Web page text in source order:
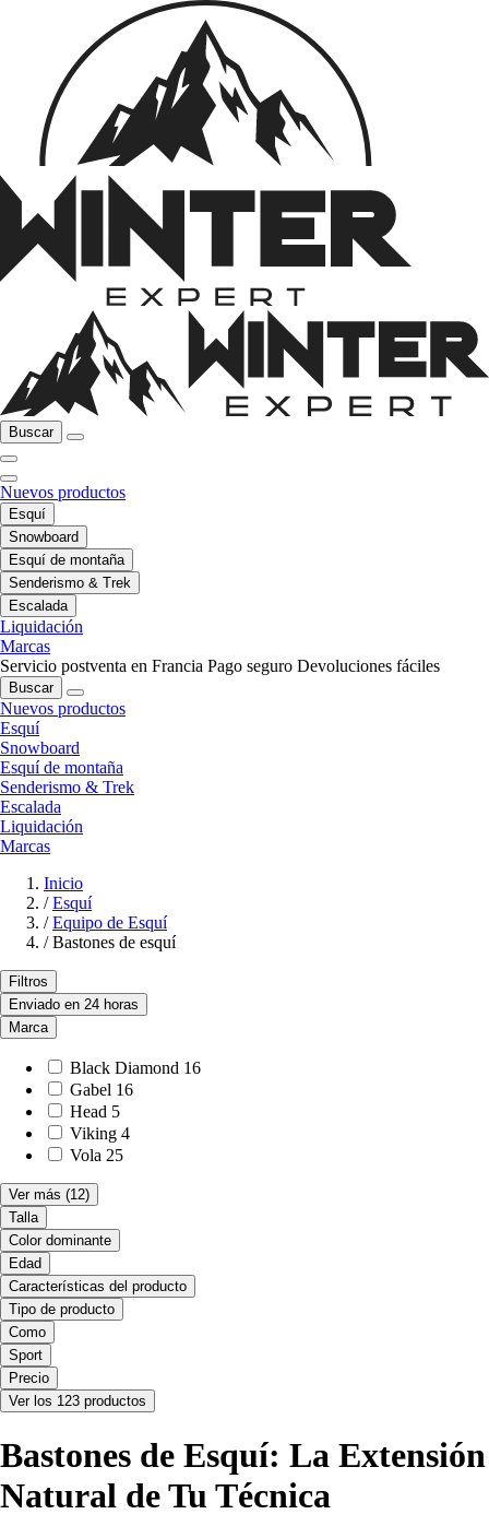
Buscar
Nuevos productos
Esquí
Snowboard
Esquí de montaña
Senderismo & Trek
Escalada
Liquidación
Marcas
Servicio postventa en Francia Pago seguro Devoluciones fáciles
Buscar
Nuevos productos
Esquí
Snowboard
Esquí de montaña
Senderismo & Trek
Escalada
Liquidación
Marcas
Inicio
/ Esquí
/ Equipo de Esquí
/ Bastones de esquí
Filtros
Enviado en 24 horas
Marca
Black Diamond 16
Gabel 16
Head 5
Viking 4
Vola 25
Ver más (12)
Talla
Color dominante
Edad
Características del producto
Tipo de producto
Como
Sport
Precio
Ver los 123 productos
Bastones de Esquí: La Extensión
Natural de Tu Técnica